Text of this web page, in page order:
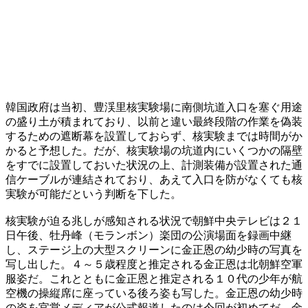
韓国政府は当初、豊渓里核実験場に南側坑道入口を塞ぐ用途
の盛り土が積まれており、以前と違い最終段階の作業を偽装
するための遮断幕を設置しておらず、核実験までは時間がか
かると予想した。だが、核実験場の坑道内にいくつかの隔壁
をすでに設置しておいた状況の上、計測装備が設置された通
信ケーブルが連結されており、あえて入口を防がなくても核
実験が可能だという判断を下した。
核実験が迫る兆しが感知される状況で朝鮮中央テレビは２１
日午後、牡丹峰（モランボン）楽団の公演場面を録画中継
し、ステージ上の大型スクリーンに金正恩の幼少時の写真を
写し出した。４～５歳程度と推定される金正恩は北朝鮮空軍
服姿だ。これとともに金正恩と推定される１０代の少年が航
空機の操縦席に座っている後ろ姿も写した。金正恩の幼少時